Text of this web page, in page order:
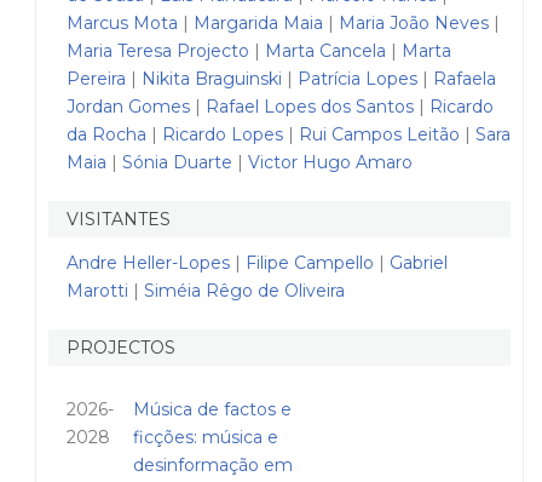
Marcus Mota | Margarida Maia | Maria João Neves |
Maria Teresa Projecto | Marta Cancela | Marta
Pereira | Nikita Braguinski | Patrícia Lopes | Rafaela
Jordan Gomes | Rafael Lopes dos Santos | Ricardo
da Rocha | Ricardo Lopes | Rui Campos Leitão | Sara
Maia | Sónia Duarte | Victor Hugo Amaro
VISITANTES
Andre Heller-Lopes | Filipe Campello | Gabriel
Marotti | Siméia Rêgo de Oliveira
PROJECTOS
2026-
2028
Música de factos e
ficções: música e
desinformação em